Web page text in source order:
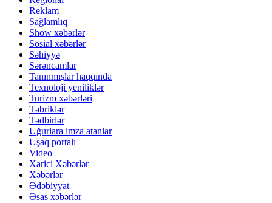
Reklam
Sağlamlıq
Show xəbərlər
Sosial xəbərlər
Səhiyyə
Sərəncamlar
Tanınmışlar haqqında
Texnoloji yeniliklər
Turizm xəbərləri
Təbriklər
Tədbirlər
Uğurlara imza atanlar
Uşaq portalı
Video
Xarici Xəbərlər
Xəbərlər
Ədəbiyyat
Əsas xəbərlər